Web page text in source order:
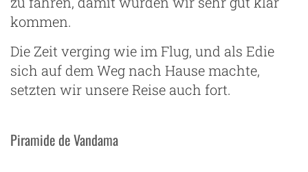
kommen.
Die Zeit verging wie im Flug, und als Edie
sich auf dem Weg nach Hause machte,
setzten wir unsere Reise auch fort.
Piramide de Vandama